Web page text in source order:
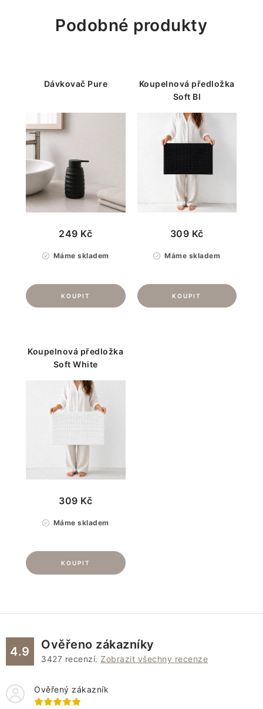
Podobné produkty
Dávkovač Pure
Máme skladem
249 Kč
Koupelnová předložka
Soft Bl
Máme skladem
309 Kč
Koupelnová předložka
Soft White
Máme skladem
309 Kč
4.9 Ověřeno zákazníky
3427 recenzí. Zobrazit všechny recenze
Ověřený zákazník